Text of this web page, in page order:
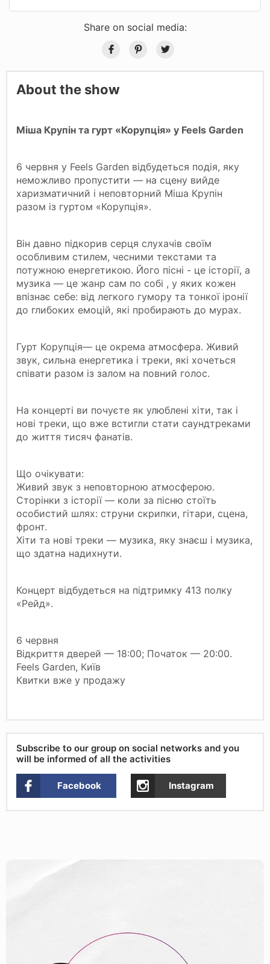
Share on social media:
About the show
Міша Крупін та гурт «Корупція» у Feels Garden
6 червня у Feels Garden відбудеться подія, яку
неможливо пропустити — на сцену вийде
харизматичний і неповторний Міша Крупін
разом із гуртом «Корупція».
Він давно підкорив серця слухачів своїм
особливим стилем, чесними текстами та
потужною енергетикою. Його пісні - це історії, а
музика — це жанр сам по собі , у яких кожен
впізнає себе: від легкого гумору та тонкої іронії
до глибоких емоцій, які пробирають до мурах.
Гурт Корупція— це окрема атмосфера. Живий
звук, сильна енергетика і треки, які хочеться
співати разом із залом на повний голос.
На концерті ви почуєте як улюблені хіти, так і
нові треки, що вже встигли стати саундтреками
до життя тисяч фанатів.
Що очікувати:
Живий звук з неповторною атмосферою.
Сторінки з історії — коли за пісню стоїть
особистий шлях: струни скрипки, гітари, сцена,
фронт.
Хіти та нові треки — музика, яку знаєш і музика,
що здатна надихнути.
Концерт відбудеться на підтримку 413 полку
«Рейд».
6 червня
Відкриття дверей — 18:00; Початок — 20:00.
Feels Garden, Київ
Квитки вже у продажу
Subscribe to our group on social networks and you
will be informed of all the activities
Facebook Instagram